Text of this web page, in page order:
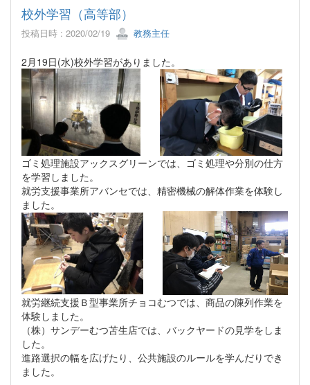
校外学習（高等部）
投稿日時 : 2020/02/19 教務主任
2月19日(水)校外学習がありました。
ゴミ処理施設アックスグリーンでは、ゴミ処理や分別の仕方
を学習しました。
就労支援事業所アバンセでは、精密機械の解体作業を体験し
ました。
就労継続支援Ｂ型事業所チョコむつでは、商品の陳列作業を
体験しました。
（株）サンデーむつ苫生店では、バックヤードの見学をしま
した。
進路選択の幅を広げたり、公共施設のルールを学んだりでき
ました。